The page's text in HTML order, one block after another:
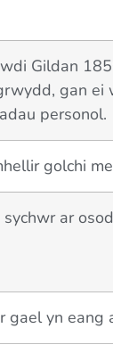
Gildan
gan ei
personol.
golchi
ar
gael yn